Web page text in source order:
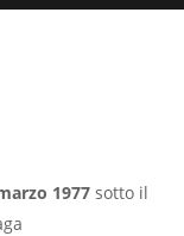
1977 sotto il